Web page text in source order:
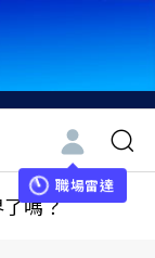
職場雷達
嗎？